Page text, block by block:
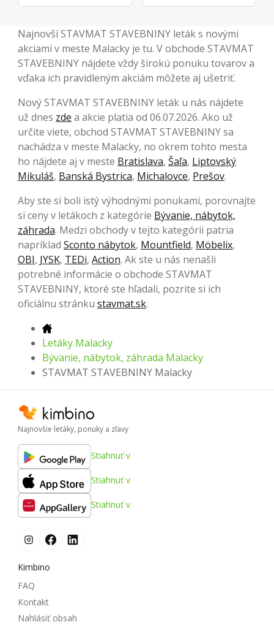
Najnovší STAVMAT STAVEBNINY leták s novými
akciami v meste Malacky je tu. V obchode STAVMAT
STAVEBNINY nájdete vždy širokú ponuku tovarov a
vďaka ich pravidleným akciám môžete aj ušetriť.
Nový STAVMAT STAVEBNINY leták u nás nájdete
už dnes zde a akcie platia od 06.07.2026. Ako už
určite viete, obchod STAVMAT STAVEBNINY sa
nachádza v meste Malacky, no okrem tohto mesta
ho nájdete aj v meste Bratislava, Šaľa, Liptovský
Mikuláš, Banská Bystrica, Michalovce, Prešov.
Aby ste si boli istý výhodnými ponukami, porovnajte
si ceny v letákoch z kategórie Bývanie, nábytok,
záhrada. Medzi obchody v tejto kategórii patria
napríklad Sconto nábytok, Mountfield, Möbelix,
OBI, JYSK, TEDi, Action. Ak ste u nás nenašli
potrebné informácie o obchode STAVMAT
STAVEBNINY, ktoré ste hľadali, pozrite si ich
oficiálnu stránku stavmat.sk.
Letáky Malacky
Bývanie, nábytok, záhrada Malacky
STAVMAT STAVEBNINY Malacky
Najnovšie letáky, ponuky a zľavy
Stiahnuť v
Stiahnuť v
Stiahnuť v
Kimbino
FAQ
Kontakt
Nahlásiť obsah